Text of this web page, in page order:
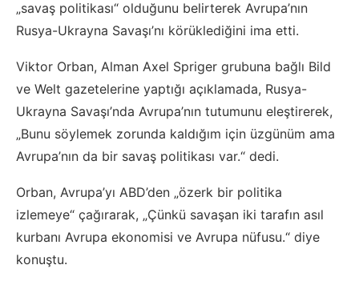
„savaş politikası“ olduğunu belirterek Avrupa’nın
Rusya-Ukrayna Savaşı’nı körüklediğini ima etti.
Viktor Orban, Alman Axel Spriger grubuna bağlı Bild
ve Welt gazetelerine yaptığı açıklamada, Rusya-
Ukrayna Savaşı’nda Avrupa’nın tutumunu eleştirerek,
„Bunu söylemek zorunda kaldığım için üzgünüm ama
Avrupa’nın da bir savaş politikası var.“ dedi.
Orban, Avrupa’yı ABD’den „özerk bir politika
izlemeye“ çağırarak, „Çünkü savaşan iki tarafın asıl
kurbanı Avrupa ekonomisi ve Avrupa nüfusu.“ diye
konuştu.